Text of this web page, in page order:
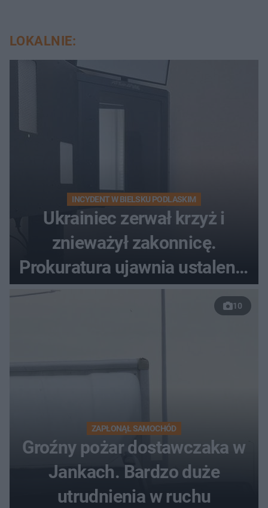
LOKALNIE:
INCYDENT W BIELSKU PODLASKIM
Ukrainiec zerwał krzyż i
znieważył zakonnicę.
Prokuratura ujawnia ustalenia
w sprawie 26-latka
10
ZAPŁONĄŁ SAMOCHÓD
Groźny pożar dostawczaka w
Jankach. Bardzo duże
utrudnienia w ruchu